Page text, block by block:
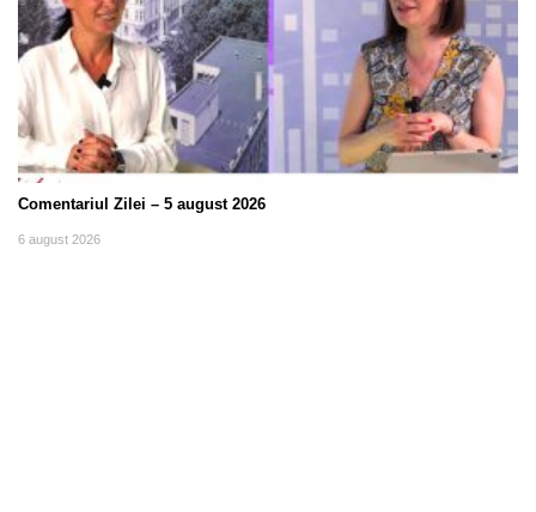
Comentariul Zilei – 5 august 2026
6 august 2026